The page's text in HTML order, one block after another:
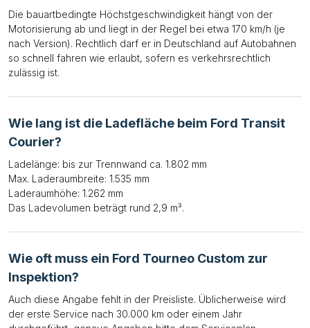
Die bauartbedingte Höchstgeschwindigkeit hängt von der
Motorisierung ab und liegt in der Regel bei etwa 170 km/h (je
nach Version). Rechtlich darf er in Deutschland auf Autobahnen
so schnell fahren wie erlaubt, sofern es verkehrsrechtlich
zulässig ist.
Wie lang ist die Ladefläche beim Ford Transit
Courier?
Ladelänge: bis zur Trennwand ca. 1.802 mm
Max. Laderaumbreite: 1.535 mm
Laderaumhöhe: 1.262 mm
Das Ladevolumen beträgt rund 2,9 m³.
Wie oft muss ein Ford Tourneo Custom zur
Inspektion?
Auch diese Angabe fehlt in der Preisliste. Üblicherweise wird
der erste Service nach 30.000 km oder einem Jahr